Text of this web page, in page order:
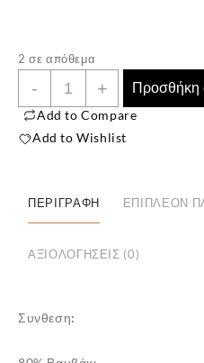
2 σε απόθεμα
-
Ανδρικές
Βαμβακερές
+
Προσθήκη
Add to Compare
Add to Wishlist
ΠΕΡΙΓΡΑΦΉ ΕΠΙΠΛΈΟΝ
ΑΞΙΟΛΟΓΉΣΕΙΣ (0)
Συνθεση: